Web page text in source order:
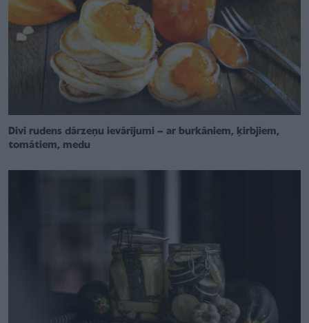
Divi rudens dārzeņu ievārījumi – ar burkāniem, ķirbjiem,
tomātiem, medu